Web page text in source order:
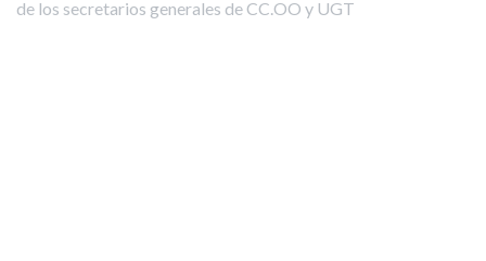
de los secretarios generales de CC.OO y UGT